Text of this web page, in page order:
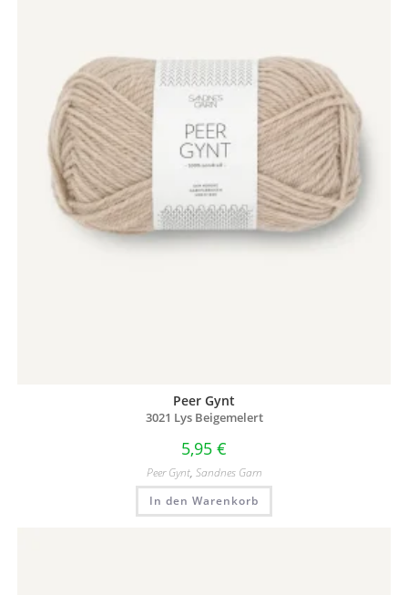
Peer Gynt
3021 Lys Beigemelert
5,95 €
Peer Gynt, Sandnes Garn
In den Warenkorb